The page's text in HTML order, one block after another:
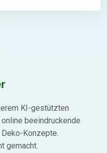
KI-gestützten
beeindruckende
Deko-Konzepte.
gemacht.